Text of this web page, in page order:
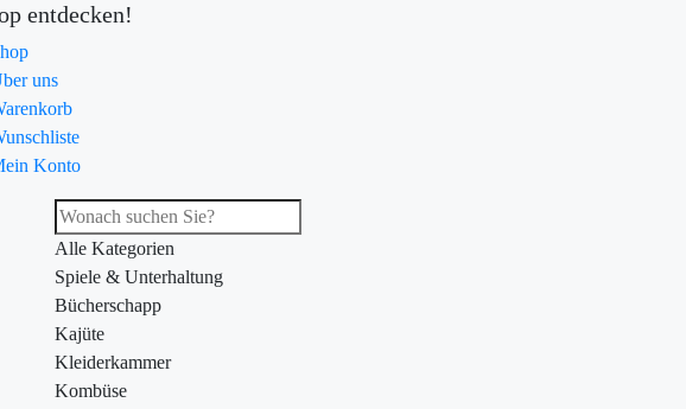
entdecken!
uns
Konto
Alle Kategorien
Spiele & Unterhaltung
Bücherschapp
Kajüte
Kleiderkammer
Kombüse